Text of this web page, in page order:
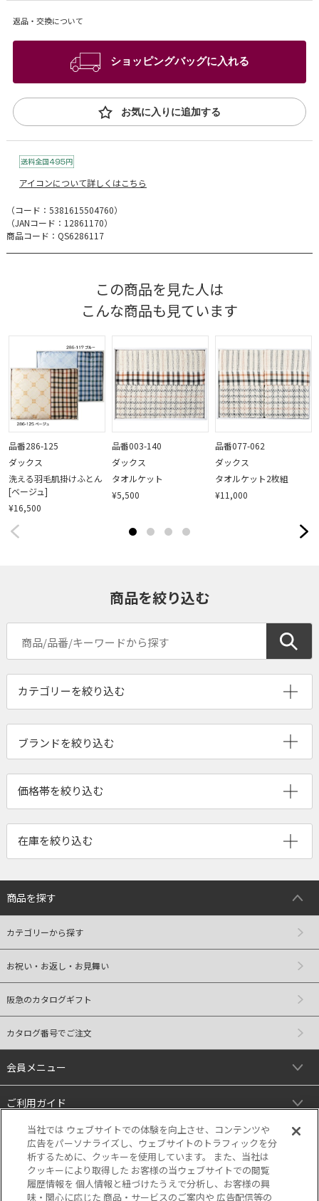
返品・交換について
ショッピングバッグに入れる
お気に入りに追加する
アイコンについて詳しくはこちら
（コード： 5381615504760）
（JANコード： 12861170）
商品コード：QS6286117
この商品を見た人は
こんな商品も見ています
品番286-125
ダックス
洗える羽毛肌掛けふとん
[ベージュ]
¥16,500
品番003-140
ダックス
タオルケット
¥5,500
品番077-062
ダックス
タオルケット2枚組
¥11,000
商品を絞り込む
ブランドを絞り込む
商品を探す
カテゴリーから探す
お祝い・お返し・お見舞い
阪急のカタログギフト
カタログ番号でご注文
会員メニュー
ご利用ガイド
リンク
当社では ウェブサイトでの体験を向上させ、コンテンツや
広告をパーソナライズし、ウェブサイトのトラフィックを分
析するために、クッキーを使用しています。 また、当社は
クッキーにより取得した お客様の当ウェブサイトでの閲覧
履歴情報を 個人情報と紐づけたうえで分析し、お客様の興
味・関心に応じた 商品・サービスのご案内や 広告配信等の